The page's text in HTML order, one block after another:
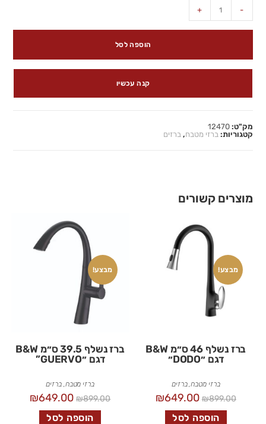
-
+
הוספה לסל
קנה עכשיו
מק"ט:12470
קטגוריות:ברזי מטבח,ברזים
מוצרים קשורים
מבצע!
ברז נשלף 46 ס״מ B&W
דגם ״DODO״
ברזי מטבח,ברזים
₪899.00
₪649.00
הוספה לסל
מבצע!
ברז נשלף 39.5 ס״מ B&W
דגם ״GUERVO”
ברזי מטבח ,ברזים
₪899.00
₪649.00
הוספה לסל